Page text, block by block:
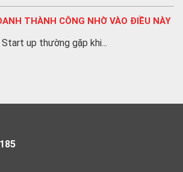
THÀNH CÔNG NHỜ VÀO ĐIỀU NÀY
up thường gặp khi...